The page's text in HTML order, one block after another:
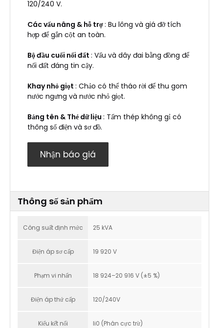
120/240 V.
Các vấu nâng & hỗ trợ: Bu lông và giá đỡ tích
hợp để gắn cột an toàn.
Bộ đầu cuối nối đất : Vấu và dây đai bằng đồng để
nối đất đáng tin cậy.
Khay nhỏ giọt : Chảo có thể tháo rời để thu gom
nước ngưng và nước nhỏ giọt.
Bảng tên & Thẻ dữ liệu : Tấm thép không gỉ có
thông số điện và sơ đồ.
Nhận báo giá
Thông số sản phẩm
Công suất định mức 25 kVA
Điện áp sơ cấp 19 920 V
Phạm vi nhấn 18 924–20 916 V (±5 %)
Điện áp thứ cấp 120/240V
Kiểu kết nối Ii0 (Phân cực trừ)